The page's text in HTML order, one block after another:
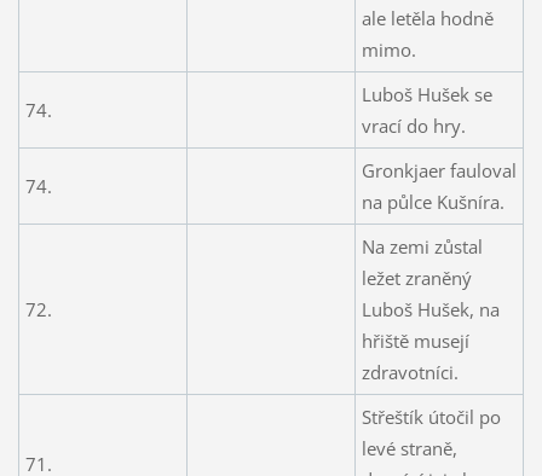
ale letěla hodně
mimo.
74.
Luboš Hušek se
vrací do hry.
74.
Gronkjaer fauloval
na půlce Kušníra.
72.
Na zemi zůstal
ležet zraněný
Luboš Hušek, na
hřiště musejí
zdravotníci.
71.
Střeštík útočil po
levé straně,